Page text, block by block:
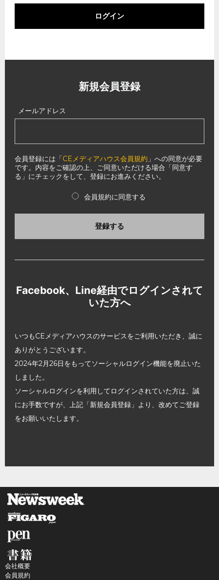
ログイン
新規会員登録
メールアドレス
会員登録には「CEメディアハウス会員規約 」への同意が必要
です。内容をご確認の上、ご同意いただける場合「同意す
る」にチェックをして、登録にお進みください。
会員規約に同意する
登録する
Facebook、Line経由でログインされて
いた方へ
いつもCEメディアハウスのサービスをご利用いただき、誠に
ありがとうございます。
2024年2月26日をもってソーシャルログイン機能を廃止いた
しました。
ソーシャルログインを利用してログインされていた方は、誠
にお手数ですが、上記「新規会員登録」より、改めてご登録
をお願いいたします。
会社概要
会員規約